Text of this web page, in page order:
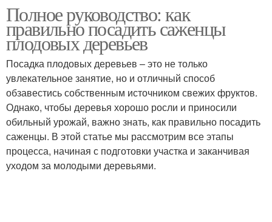
Дерева от вредителей Плодовое дерево
Дерево от вредителей
Дерева от весенних
заморозков
Дерева перед посадкой
Дерево в открытый
грунт
Полное руководство: как
правильно посадить саженцы
плодовых деревьев
Посадка плодовых деревьев – это не только
увлекательное занятие, но и отличный способ
обзавестись собственным источником свежих фруктов.
Однако, чтобы деревья хорошо росли и приносили
обильный урожай, важно знать, как правильно посадить
саженцы. В этой статье мы рассмотрим все этапы
процесса, начиная с подготовки участка и заканчивая
уходом за молодыми деревьями.